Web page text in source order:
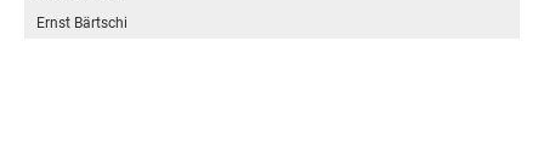
Ernst Bärtschi